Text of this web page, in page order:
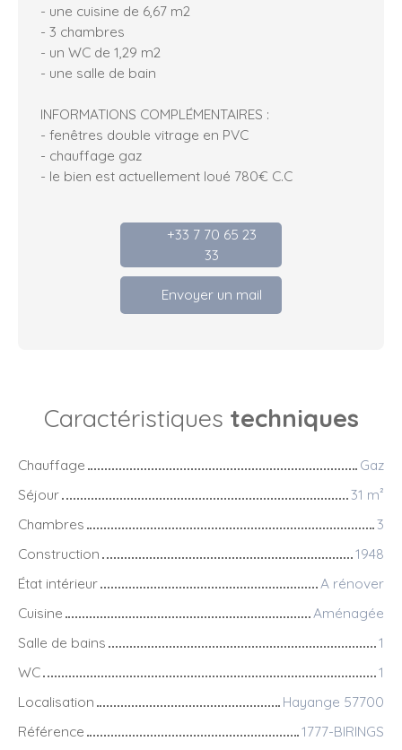
- une cuisine de 6,67 m2
- 3 chambres
- un WC de 1,29 m2
- une salle de bain
INFORMATIONS COMPLÉMENTAIRES :
- fenêtres double vitrage en PVC
- chauffage gaz
- le bien est actuellement loué 780€ C.C
+33 7 70 65 23
33
Envoyer un mail
Caractéristiques techniques
Chauffage
Gaz
Séjour
31 m²
Chambres
3
Construction
1948
État intérieur
A rénover
Cuisine
Aménagée
Salle de bains
1
WC
1
Localisation
Hayange 57700
Référence
1777-BIRINGS